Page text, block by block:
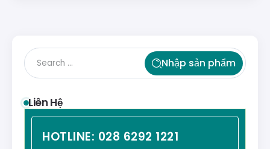
Nhập sản phẩm
Liên Hệ
HOTLINE: 028 6292 1221